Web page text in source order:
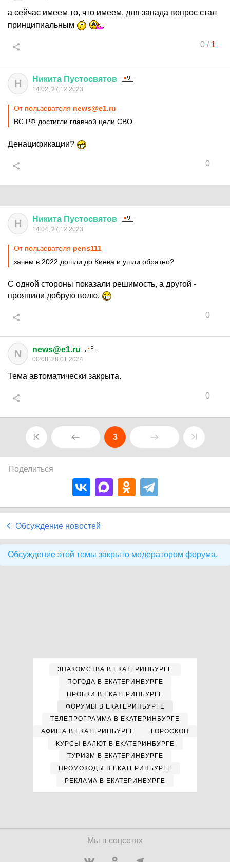
а сейчас имеем то, что имеем, для запада вопрос стал
принципиальным
0/ 1
Н Никита Пустосвятов
14:02, 27.12.2023
От пользователя news@e1.ru
ВС РФ достигли главной цели СВО
Денацификации?
0
Н Никита Пустосвятов
14:04, 27.12.2023
От пользователя pens111
зачем в 2022 дошли до Киева и ушли обратно?
С одной стороны показали решимость, а другой -
проявили добрую волю.
0
N news@e1.ru
00:08, 28.01.2024
Тема автоматически закрыта.
0
3
Поделиться
Обсуждение новостей
Обсуждение этой темы закрыто модератором форума.
ЗНАКОМСТВА В ЕКАТЕРИНБУРГЕ
ПОГОДА В ЕКАТЕРИНБУРГЕ
ПРОБКИ В ЕКАТЕРИНБУРГЕ
ФОРУМЫ В ЕКАТЕРИНБУРГЕ
ТЕЛЕПРОГРАММА В ЕКАТЕРИНБУРГЕ
АФИША В ЕКАТЕРИНБУРГЕ
ГОРОСКОП
КУРСЫ ВАЛЮТ В ЕКАТЕРИНБУРГЕ
ТУРИЗМ В ЕКАТЕРИНБУРГЕ
ПРОМОКОДЫ В ЕКАТЕРИНБУРГЕ
РЕКЛАМА В ЕКАТЕРИНБУРГЕ
Мы в соцсетях